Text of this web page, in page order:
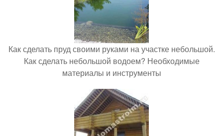
Как сделать пруд своими руками на участке небольшой.
Как сделать небольшой водоем? Необходимые
материалы и инструменты